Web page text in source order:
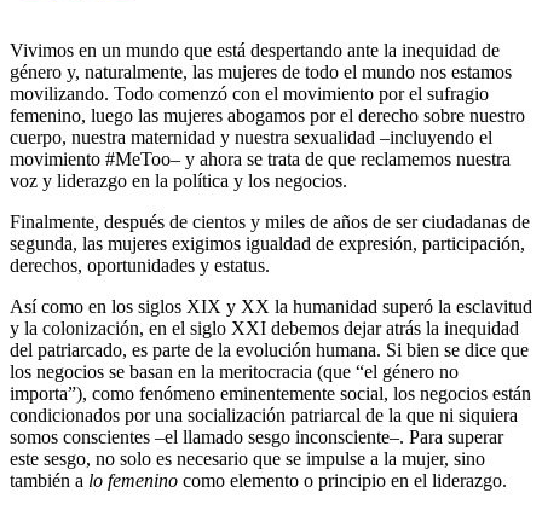
Vivimos en un mundo que está despertando ante la inequidad de
género y, naturalmente, las mujeres de todo el mundo nos estamos
movilizando. Todo comenzó con el movimiento por el sufragio
femenino, luego las mujeres abogamos por el derecho sobre nuestro
cuerpo, nuestra maternidad y nuestra sexualidad –incluyendo el
movimiento #MeToo– y ahora se trata de que reclamemos nuestra
voz y liderazgo en la política y los negocios.
Finalmente, después de cientos y miles de años de ser ciudadanas de
segunda, las mujeres exigimos igualdad de expresión, participación,
derechos, oportunidades y estatus.
Así como en los siglos XIX y XX la humanidad superó la esclavitud
y la colonización, en el siglo XXI debemos dejar atrás la inequidad
del patriarcado, es parte de la evolución humana. Si bien se dice que
los negocios se basan en la meritocracia (que “el género no
importa”), como fenómeno eminentemente social, los negocios están
condicionados por una socialización patriarcal de la que ni siquiera
somos conscientes –el llamado sesgo inconsciente–. Para superar
este sesgo, no solo es necesario que se impulse a la mujer, sino
también a lo femenino como elemento o principio en el liderazgo.